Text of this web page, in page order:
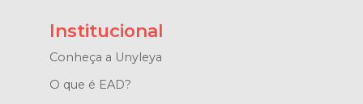
Institucional
Conheça a Unyleya
O que é EAD?